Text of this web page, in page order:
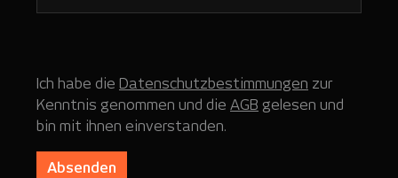
Ich habe die Datenschutzbestimmungen zur
Kenntnis genommen und die AGB gelesen und
bin mit ihnen einverstanden.
Absenden